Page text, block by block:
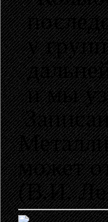
у
и мы
может
(В.И.